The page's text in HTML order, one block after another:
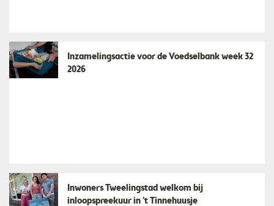
Inzamelingsactie voor de Voedselbank week 32
2026
Inwoners Tweelingstad welkom bij
inloopspreekuur in ’t Tinnehuusje